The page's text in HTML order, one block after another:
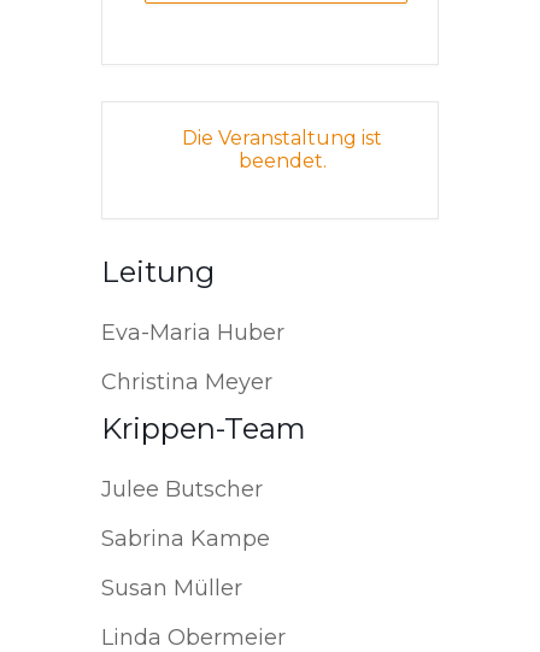
Die Veranstaltung ist
beendet.
Leitung
Eva-Maria Huber
Christina Meyer
Krippen-Team
Julee Butscher
Sabrina Kampe
Susan Müller
Linda Obermeier